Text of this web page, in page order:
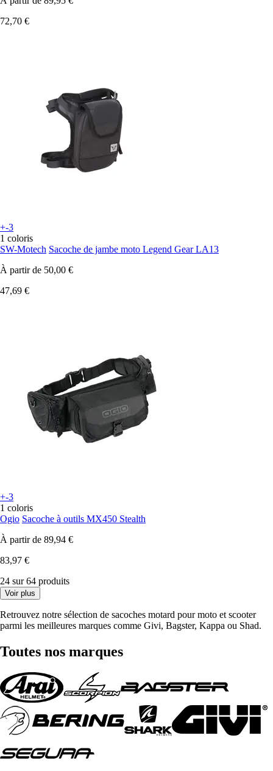
72,70 €
+-3
1 coloris
SW-Motech Sacoche de jambe moto Legend Gear LA13
À partir de 50,00 €
47,69 €
+-3
1 coloris
Ogio Sacoche à outils MX450 Stealth
À partir de 89,94 €
83,97 €
24 sur 64 produits
Voir plus
Retrouvez notre sélection de sacoches motard pour moto et scooter
parmi les meilleures marques comme Givi, Bagster, Kappa ou Shad.
Toutes nos marques